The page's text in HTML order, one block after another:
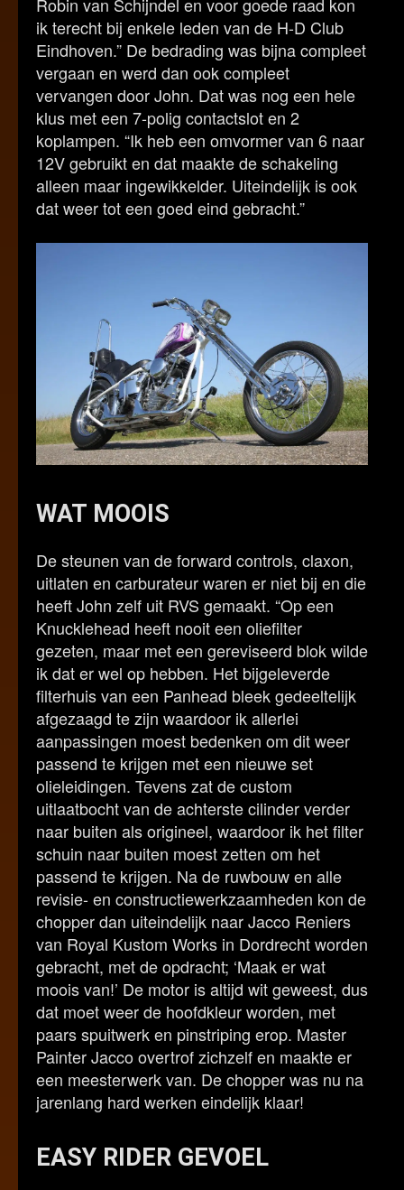
ik terecht bij enkele leden van de H-D Club
Eindhoven.” De bedrading was bijna compleet
vergaan en werd dan ook compleet
vervangen door John. Dat was nog een hele
klus met een 7-polig contactslot en 2
koplampen. “Ik heb een omvormer van 6 naar
12V gebruikt en dat maakte de schakeling
alleen maar ingewikkelder. Uiteindelijk is ook
dat weer tot een goed eind gebracht.”
WAT MOOIS
De steunen van de forward controls, claxon,
uitlaten en carburateur waren er niet bij en die
heeft John zelf uit RVS gemaakt. “Op een
Knucklehead heeft nooit een oliefilter
gezeten, maar met een gereviseerd blok wilde
ik dat er wel op hebben. Het bijgeleverde
filterhuis van een Panhead bleek gedeeltelijk
afgezaagd te zijn waardoor ik allerlei
aanpassingen moest bedenken om dit weer
passend te krijgen met een nieuwe set
olieleidingen. Tevens zat de custom
uitlaatbocht van de achterste cilinder verder
naar buiten als origineel, waardoor ik het filter
schuin naar buiten moest zetten om het
passend te krijgen. Na de ruwbouw en alle
revisie- en constructiewerkzaamheden kon de
chopper dan uiteindelijk naar Jacco Reniers
van Royal Kustom Works in Dordrecht worden
gebracht, met de opdracht; ‘Maak er wat
moois van!’ De motor is altijd wit geweest, dus
dat moet weer de hoofdkleur worden, met
paars spuitwerk en pinstriping erop. Master
Painter Jacco overtrof zichzelf en maakte er
een meesterwerk van. De chopper was nu na
jarenlang hard werken eindelijk klaar!
EASY RIDER GEVOEL